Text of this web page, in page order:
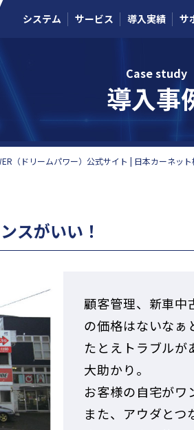
システム サービス 導入実績 サ
（ドリームパワー）公式サイト | 日本カーネッ
Case study
導入事
スがいい！
顧客管理、新車中
の価格はないなぁ
たとえトラブルが
大助かり。
お客様の自宅がワ
また、アウダとつ